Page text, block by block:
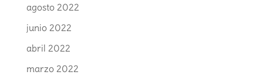
agosto 2022
junio 2022
abril 2022
marzo 2022